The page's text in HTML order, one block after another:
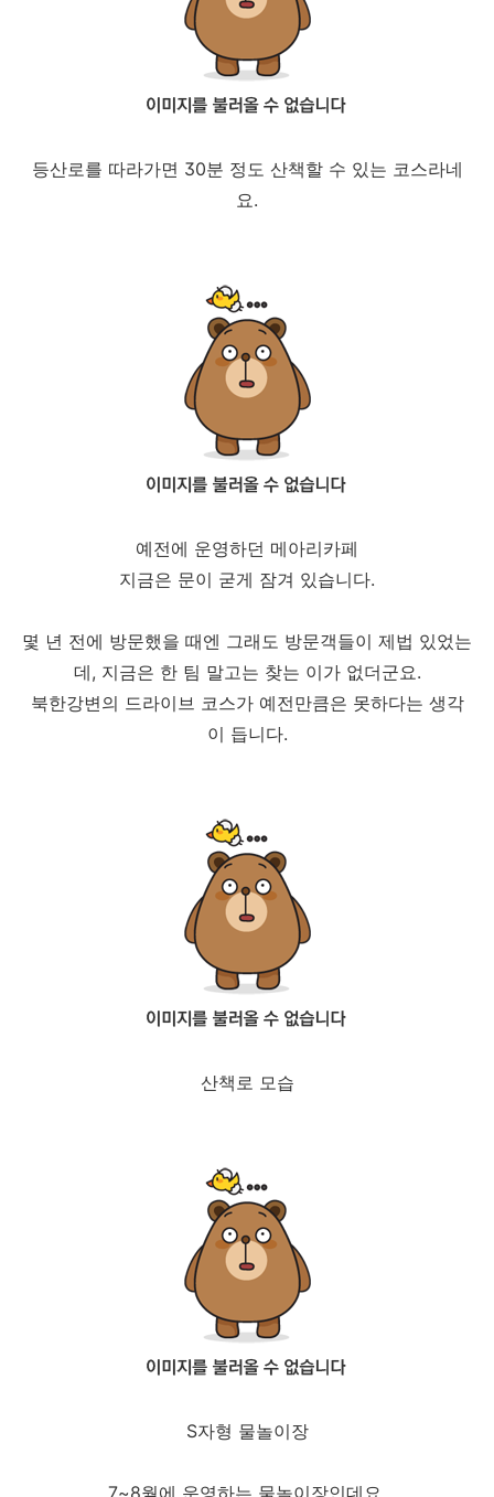
등산로를 따라가면 30분 정도 산책할 수 있는 코스라네
요.
예전에 운영하던 메아리카페
지금은 문이 굳게 잠겨 있습니다.
몇 년 전에 방문했을 때엔 그래도 방문객들이 제법 있었는
데, 지금은 한 팀 말고는 찾는 이가 없더군요.
북한강변의 드라이브 코스가 예전만큼은 못하다는 생각
이 듭니다.
산책로 모습
S자형 물놀이장
7~8월에 운영하는 물놀이장인데요.